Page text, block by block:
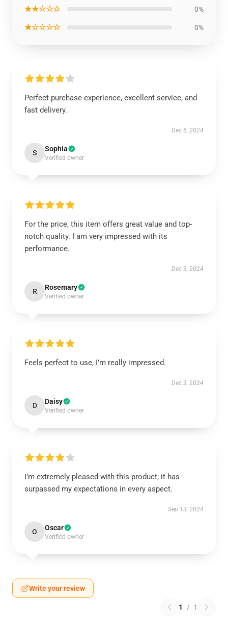
★★☆☆☆ 0%
★☆☆☆☆ 0%
Perfect purchase experience, excellent service, and
fast delivery.
Dec 6, 2024
S Sophia
Verified owner
For the price, this item offers great value and top-
notch quality. I am very impressed with its
performance.
Dec 3, 2024
R Rosemary
Verified owner
Feels perfect to use, I’m really impressed.
Dec 3, 2024
D Daisy
Verified owner
I’m extremely pleased with this product; it has
surpassed my expectations in every aspect.
Sep 13, 2024
O Oscar
Verified owner
Write your review
1 / 1